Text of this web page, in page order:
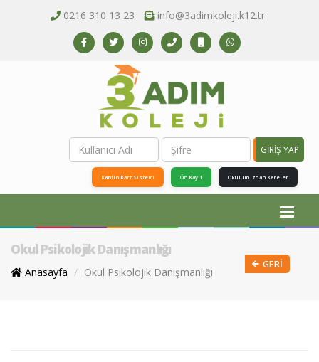
0216 310 13 23 info@3adimkoleji.k12.tr
GİRİŞ YAP
Kantin Kart Sistemi Ön Kayıt Okulumuzdan Kareler
Okul Psikolojik Danışmanlığı
Anasayfa Okul Psikolojik Danışmanlığı
GERI